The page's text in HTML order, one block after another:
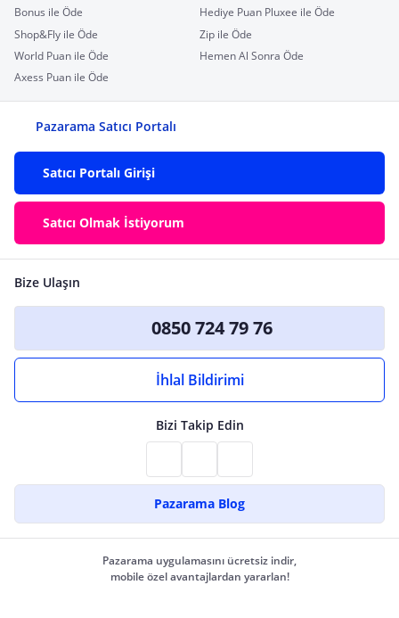
Bonus ile Öde
Hediye Puan Pluxee ile Öde
Shop&Fly ile Öde
Zip ile Öde
World Puan ile Öde
Hemen Al Sonra Öde
Axess Puan ile Öde
Pazarama Satıcı Portalı
Satıcı Portalı Girişi
Satıcı Olmak İstiyorum
Bize Ulaşın
0850 724 79 76
İhlal Bildirimi
Bizi Takip Edin
Pazarama Blog
Pazarama uygulamasını ücretsiz indir,
mobile özel avantajlardan yararlan!